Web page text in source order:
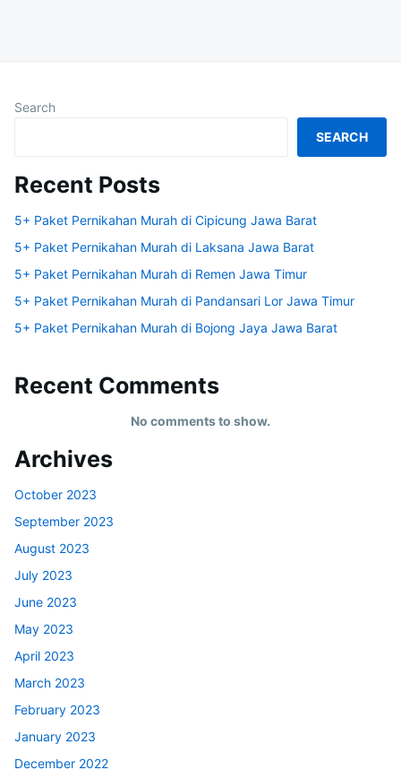
Search
SEARCH
Recent Posts
5+ Paket Pernikahan Murah di Cipicung Jawa Barat
5+ Paket Pernikahan Murah di Laksana Jawa Barat
5+ Paket Pernikahan Murah di Remen Jawa Timur
5+ Paket Pernikahan Murah di Pandansari Lor Jawa Timur
5+ Paket Pernikahan Murah di Bojong Jaya Jawa Barat
Recent Comments
No comments to show.
Archives
October 2023
September 2023
August 2023
July 2023
June 2023
May 2023
April 2023
March 2023
February 2023
January 2023
December 2022